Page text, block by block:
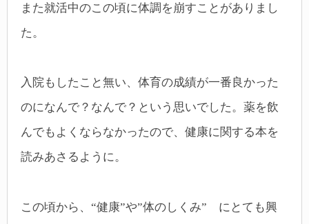
また就活中のこの頃に体調を崩すことがありまし
た。
入院もしたこと無い、体育の成績が一番良かった
のになんで？なんで？という思いでした。薬を飲
んでもよくならなかったので、健康に関する本を
読みあさるように。
この頃から、“健康”や”体のしくみ” にとても興